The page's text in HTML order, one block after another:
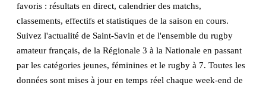
favoris : résultats en direct, calendrier des matchs,
classements, effectifs et statistiques de la saison en cours.
Suivez l'actualité de Saint-Savin et de l'ensemble du rugby
amateur français, de la Régionale 3 à la Nationale en passant
par les catégories jeunes, féminines et le rugby à 7. Toutes les
données sont mises à jour en temps réel chaque week-end de